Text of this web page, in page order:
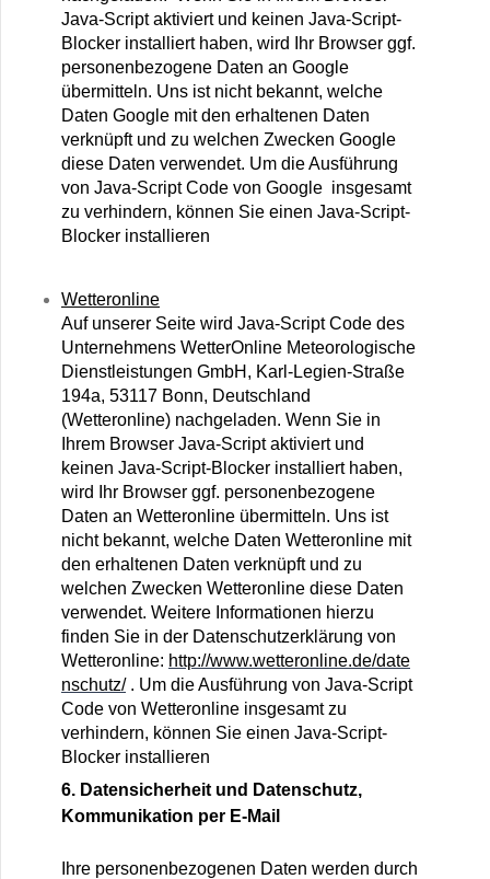
Java-Script aktiviert und keinen Java-Script-
Blocker installiert haben, wird Ihr Browser ggf.
personenbezogene Daten an Google
übermitteln. Uns ist nicht bekannt, welche
Daten Google mit den erhaltenen Daten
verknüpft und zu welchen Zwecken Google
diese Daten verwendet. Um die Ausführung
von Java-Script Code von Google insgesamt
zu verhindern, können Sie einen Java-Script-
Blocker installieren
Wetteronline
Auf unserer Seite wird Java-Script Code des
Unternehmens WetterOnline Meteorologische
Dienstleistungen GmbH, Karl-Legien-Straße
194a, 53117 Bonn, Deutschland
(Wetteronline) nachgeladen. Wenn Sie in
Ihrem Browser Java-Script aktiviert und
keinen Java-Script-Blocker installiert haben,
wird Ihr Browser ggf. personenbezogene
Daten an Wetteronline übermitteln. Uns ist
nicht bekannt, welche Daten Wetteronline mit
den erhaltenen Daten verknüpft und zu
welchen Zwecken Wetteronline diese Daten
verwendet. Weitere Informationen hierzu
finden Sie in der Datenschutzerklärung von
Wetteronline: http://www.wetteronline.de/date
nschutz/. Um die Ausführung von Java-Script
Code von Wetteronline insgesamt zu
verhindern, können Sie einen Java-Script-
Blocker installieren
6. Datensicherheit und Datenschutz,
Kommunikation per E-Mail
Ihre personenbezogenen Daten werden durch